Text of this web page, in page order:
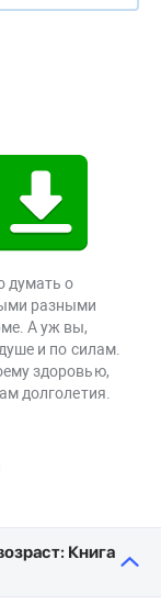
думать о
разными
А уж вы,
и по силам.
здоровью,
долголетия.
Книга